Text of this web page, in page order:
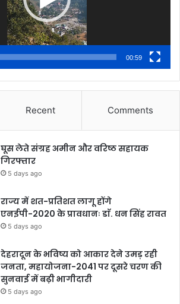
00:59
Recent Comments
घूस लेते संग्रह अमीन और वरिष्ठ सहायक
गिरफ्तार
5 days ago
राज्य में शत-प्रतिशत लागू होंगे
एनईपी-2020 के प्रावधानः डाॅ. धन सिंह रावत
5 days ago
देहरादून के भविष्य को आकार देने उमड़ रही
जनता, महायोजना-2041 पर दूसरे चरण की
सुनवाई में बढ़ी भागीदारी
5 days ago